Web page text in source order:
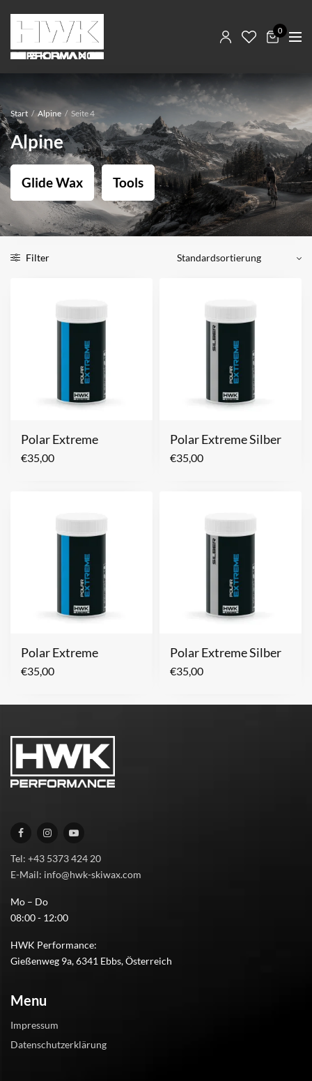
0
Start / Alpine / Seite 4
Alpine
Glide Wax Tools
Filter
Polar Extreme
€35,00
Polar Extreme Silber
€35,00
Polar Extreme
€35,00
Polar Extreme Silber
€35,00
Tel: +43 5373 424 20
E-Mail: info@hwk-skiwax.com
Mo – Do
08:00 - 12:00
HWK Performance:
Gießenweg 9a, 6341 Ebbs, Österreich
Menu
Impressum
Datenschutzerklärung